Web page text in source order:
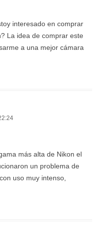
interesado en comprar
La idea de comprar este
a una mejor cámara
más alta de Nikon el
un problema de
uso muy intenso,